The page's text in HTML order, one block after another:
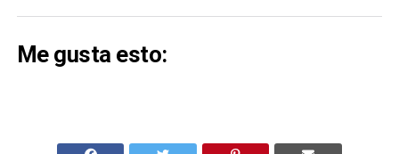
Me gusta esto: